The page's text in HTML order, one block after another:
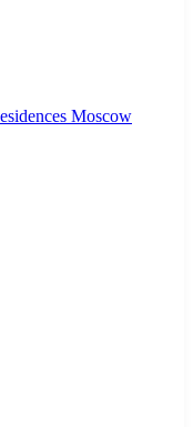
Moscow